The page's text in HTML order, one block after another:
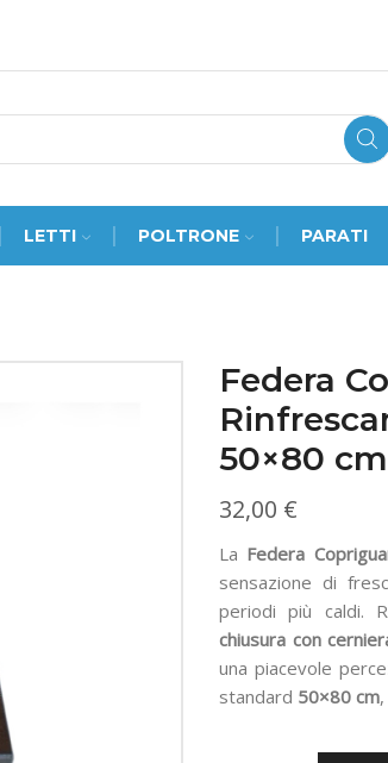
LETTI POLTRONE PARATI
Federa
50×80 cm
32,00 €
La Federa
sensazione di
periodi più caldi.
chiusura con
una piacevole
standard 50×80 cm